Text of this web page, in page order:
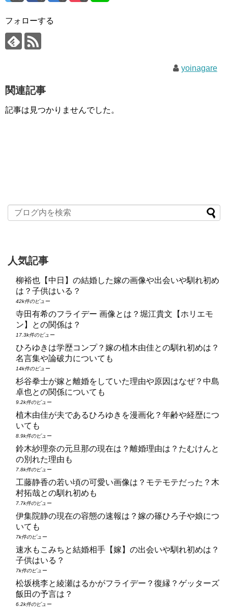
フォローする
yoinagare
関連記事
記事は見つかりませんでした。
人気記事
柳裕也【中日】の結婚した嫁の画像や出会いや馴れ初め
は？子供はいる？
42k件のビュー
寺田有希のフライデー 画像とは？堀江貴文【ホリエモ
ン】との関係は？
17.3k件のビュー
ひろゆきは学歴コンプ？嫁の植木由佳との馴れ初めは？
名言集や論破力についても
14k件のビュー
杉谷拳士が嫁と離婚をしていた理由や原因はなぜ？中島
卓也との関係についても
9.2k件のビュー
植木由佳が夫であるひろゆきを漫画化？年齢や経歴につ
いても
8.9k件のビュー
鈴木紗理奈の元旦那の現在は？離婚理由は？たむけんと
の別れた理由も
7.8k件のビュー
工藤静香の若い頃の可愛い画像は？モテモテだった？木
村拓哉との馴れ初めも
7.7k件のビュー
伊集院静の現在の容態の速報は？嫁の篠ひろ子や娘につ
いても
7k件のビュー
速水もこみちと結婚相手【嫁】の出会いや馴れ初めは？
子供はいる？
7k件のビュー
松坂桃李と綾瀬はるかがフライデー？復縁？ゲッターズ
飯田の予言は？
6.2k件のビュー